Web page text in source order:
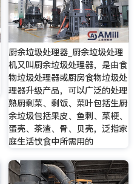
厨余垃圾处理器_厨余垃圾处理
机又叫厨余垃圾处理器，是由食
物垃圾处理器或厨房食物垃圾处
理器升级产品，可以广泛的处理
熟厨剩菜、剩饭、菜叶包括生厨
余垃圾包括果皮、鱼刺、菜梗、
蛋壳、茶渣、骨、贝壳，泛指家
庭生活饮食中所需用的